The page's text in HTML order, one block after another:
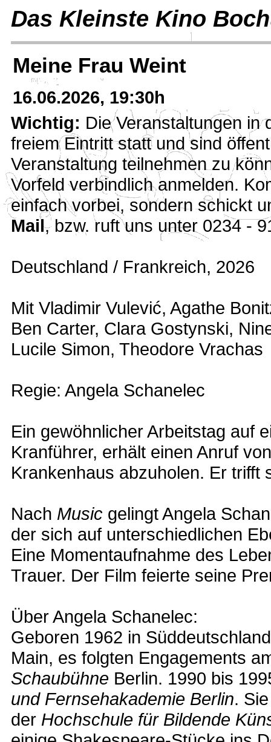
Das Kleinste Kino
Meine Frau Weint
16.06.2026, 19:30h
Wichtig: Die Veranstaltungen in
freiem Eintritt statt und sind
Veranstaltung teilnehmen zu
Vorfeld verbindlich anmelden.
einfach vorbei, sondern schickt
Mail, bzw. ruft uns unter 0234 -
Deutschland / Frankreich, 2026
Mit Vladimir Vulević, Agathe
Ben Carter, Clara Gostynski,
Lucile Simon, Theodore Vrachas
Regie: Angela Schanelec
Ein gewöhnlicher Arbeitstag auf
Kranführer, erhält einen Anruf
Krankenhaus abzuholen. Er trifft
Nach Music gelingt Angela
der sich auf unterschiedlichen
Eine Momentaufnahme des
Trauer. Der Film feierte seine
Über Angela Schanelec:
Geboren 1962 in
Main, es folgten Engagements
Schaubühne Berlin. 1990 bis
und Fernsehakademie Berlin.
der Hochschule für Bildende